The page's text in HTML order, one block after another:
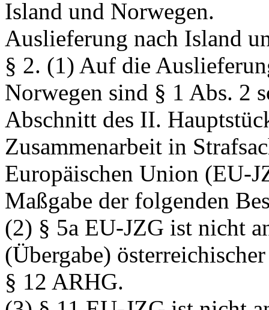
Island und Norwegen.
Auslieferung nach Island
§ 2. (1) Auf die
Norwegen sind § 1 Abs. 2
Abschnitt des II.
Zusammenarbeit in
Europäischen Union (EU-
Maßgabe der folgenden
(2) § 5a EU-JZG ist nicht
(Übergabe)
§ 12 ARHG.